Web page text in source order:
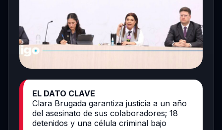
EL DATO CLAVE
Clara Brugada garantiza justicia a un año
del asesinato de sus colaboradores; 18
detenidos y una célula criminal bajo